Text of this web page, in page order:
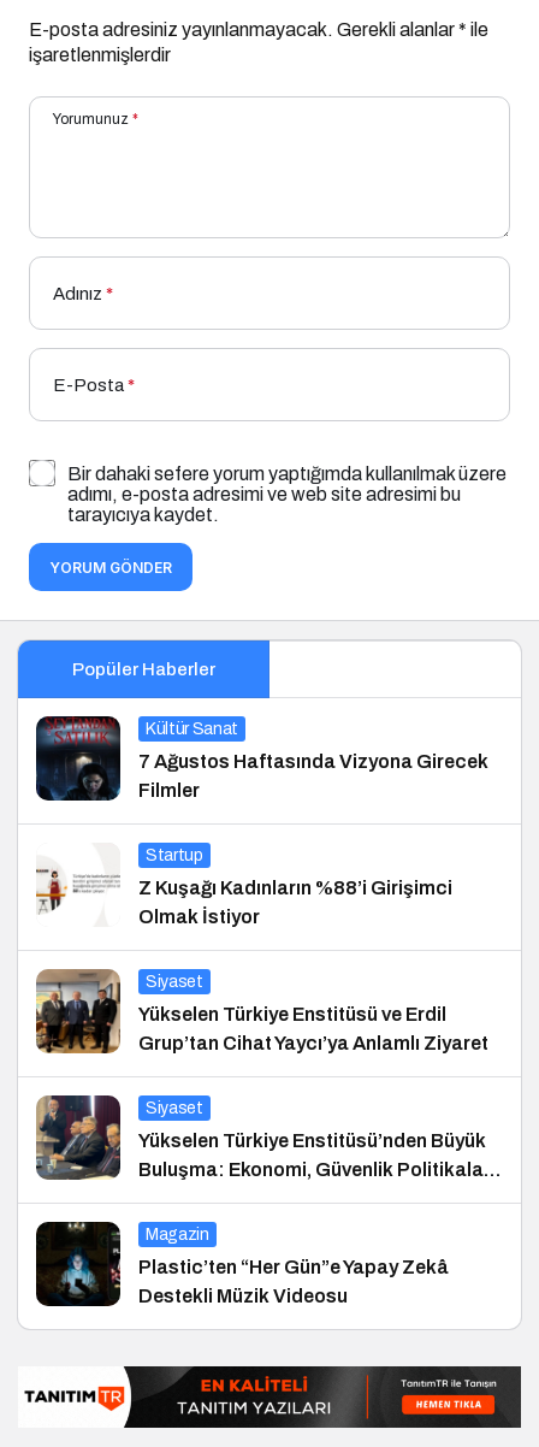
E-posta adresiniz yayınlanmayacak. Gerekli alanlar* ile
işaretlenmişlerdir
Yorumunuz *
Adınız *
E-Posta*
Bir dahaki sefere yorum yaptığımda kullanılmak üzere
adımı, e-posta adresimi ve web site adresimi bu
tarayıcıya kaydet.
YORUM GÖNDER
Popüler Haberler
Kültür Sanat
7 Ağustos Haftasında Vizyona Girecek
Filmler
Startup
Z Kuşağı Kadınların %88’i Girişimci
Olmak İstiyor
Siyaset
Yükselen Türkiye Enstitüsü ve Erdil
Grup’tan Cihat Yaycı’ya Anlamlı Ziyaret
Siyaset
Yükselen Türkiye Enstitüsü’nden Büyük
Buluşma: Ekonomi, Güvenlik Politikaları
ve Hukuk Konferansı
Magazin
Plastic’ten “Her Gün”e Yapay Zekâ
Destekli Müzik Videosu